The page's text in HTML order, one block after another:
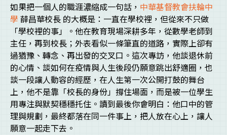
如果把一個人的職涯濃縮成一句話， 中華基督教會扶輪中
學 薛昌華校長 的大概是：一直在學校裡，但從來不只做
「學校裡的事」。他在教育現場深耕多年，從數學老師到
主任，再到校長；外表看似一條筆直的道路，實際上卻有
過猶豫、轉念、再出發的交叉口。這次專訪，他談退休前
的心情、談如何在疫情與人生後段仍願意跳出舒適圈，也
談一段讓人動容的經歷，在人生第一次公開打鼓的舞台
上，他不是靠「校長的身份」撐住場面，而是被一位學生
用專注與默契穩穩托住。讀到最後你會明白：他口中的管
理與規劃，最終都落在同一件事上，把人放在心上，讓人
願意一起走下去。